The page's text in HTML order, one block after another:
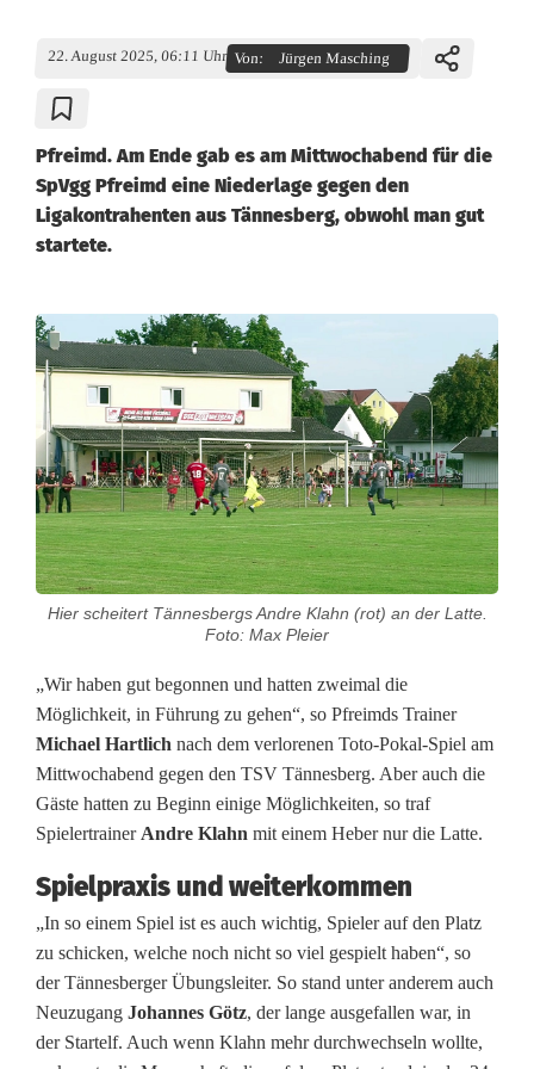
22. August 2025, 06:11 Uhr Von: Jürgen Masching
Pfreimd. Am Ende gab es am Mittwochabend für die
SpVgg Pfreimd eine Niederlage gegen den
Ligakontrahenten aus Tännesberg, obwohl man gut
startete.
T
o
t
o
-
P
o
a
l
:
P
f
r
e
i
m
Hier scheitert Tännesbergs Andre Klahn (rot) an der Latte.
Foto: Max Pleier
„Wir haben gut begonnen und hatten zweimal die
Möglichkeit, in Führung zu gehen“, so Pfreimds Trainer
Michael Hartlich nach dem verlorenen Toto-Pokal-Spiel am
Mittwochabend gegen den TSV Tännesberg. Aber auch die
Gäste hatten zu Beginn einige Möglichkeiten, so traf
Spielertrainer Andre Klahn mit einem Heber nur die Latte.
Spielpraxis und weiterkommen
„In so einem Spiel ist es auch wichtig, Spieler auf den Platz
zu schicken, welche noch nicht so viel gespielt haben“, so
der Tännesberger Übungsleiter. So stand unter anderem auch
Neuzugang Johannes Götz, der lange ausgefallen war, in
der Startelf. Auch wenn Klahn mehr durchwechseln wollte,